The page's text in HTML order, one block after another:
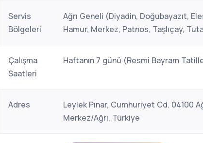
Servis
Bölgeleri
Ağrı Geneli (Diyadin, Doğubayazıt,
Hamur, Merkez, Patnos, Taşlıçay,
Çalışma
Saatleri
Haftanın 7 günü (Resmi Bayram
Adres
Leylek Pınar, Cumhuriyet Cd. 04100
Merkez/Ağrı, Türkiye